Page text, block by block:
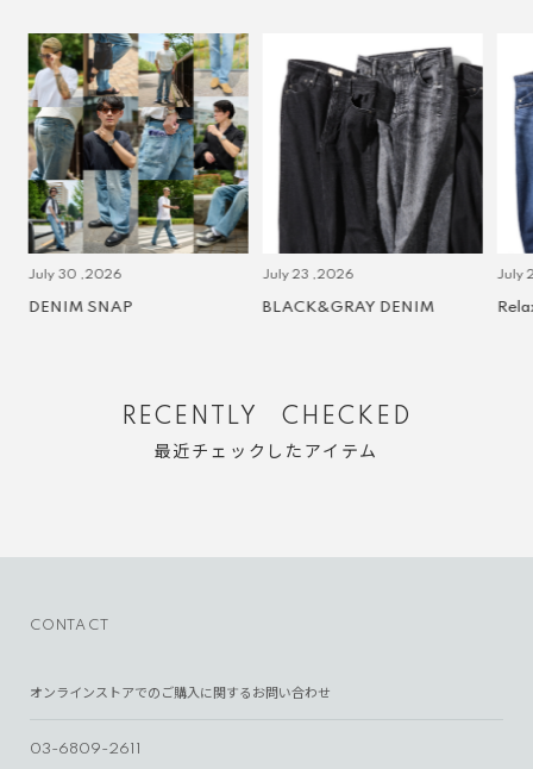
July 30 ,2026
DENIM SNAP
July 23 ,2026
BLACK&GRAY DENIM
July 2
Relax
RECENTLY CHECKED
最近チェックしたアイテム
CONTACT
オンラインストアでのご購入に関するお問い合わせ
03-6809-2611